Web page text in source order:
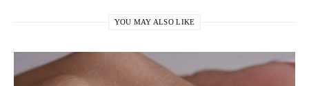
YOU MAY ALSO LIKE